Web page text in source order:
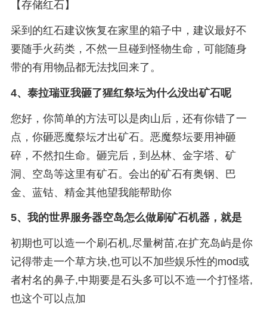
【存储红石】
采到的红石建议恢复在家里的箱子中，建议最好不
要随手火药类，不然一旦碰到怪物生命，可能随身
带的有用物品都无法找回来了。
4、 泰拉瑞亚我砸了猩红祭坛为什么没出矿石呢
您好，你简单的方法可以是肉山后，还有你错了一
点，你砸恶魔祭坛才出矿石。恶魔祭坛要用神砸
碎，不然扣生命。砸完后，到丛林、金字塔、矿
洞、空岛等这里有矿石。会出的矿石有奥钢、巴
金、蓝钴、精金其他望我能帮助你
5、 我的世界服务器空岛怎么做刷矿石机器，就是
初期也可以造一个刷石机,尽量树苗,在扩充岛屿是你
记得带走一个草方块,也可以不加些娱乐性的mod或
者村名的鼻子,中期要是石头多可以不造一个打怪塔,
也这个可以点加